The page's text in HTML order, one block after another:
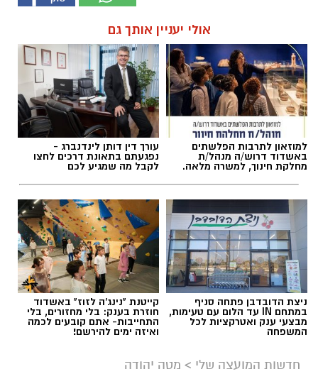
אולי יעניין אותך גם
למוזאון לתרבות הפלשתים
באשדוד דרוש/ה מנהל/ת
מחלקת חינוך, למשרה מלאה.
עורך דין דותן לינדנברג -
נפגעתם בתאונת דרכים לחצו
לקבל מה שמגיע לכם
ניצת הדובדבן פתחה סניף
במתחם IN עד הלום עם טעימות,
מבצעי ענק ואטרקציות לכל
המשפחה
קייטנת "נינג'ה לזוז" באשדוד
חוזרת בענק: בלי מחזורים, בלי
התחייבות- אתם קובעים לכמה
ואיזה ימים להירשם!
חדשות המועצה שלי > מטה יהודה